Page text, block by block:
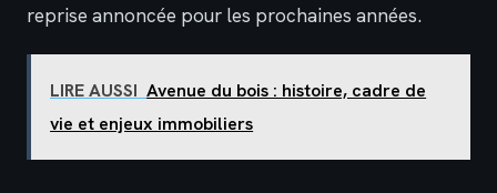
reprise annoncée pour les prochaines années.
LIRE AUSSI Avenue du bois : histoire, cadre de
vie et enjeux immobiliers